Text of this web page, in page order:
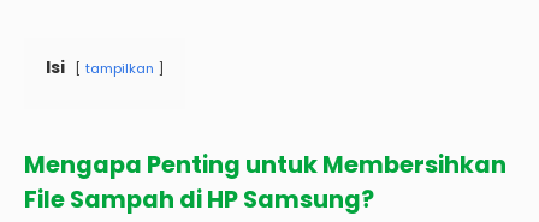
Isi tampilkan
Mengapa Penting untuk Membersihkan
File Sampah di HP Samsung?